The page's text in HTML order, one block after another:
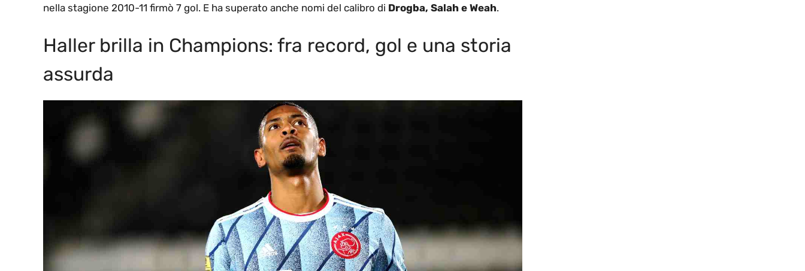
nella stagione 2010-11 firmò 7 gol. E ha superato anche nomi del calibro di Drogba, Salah e Weah.
Haller brilla in Champions: fra record, gol e una storia
assurda